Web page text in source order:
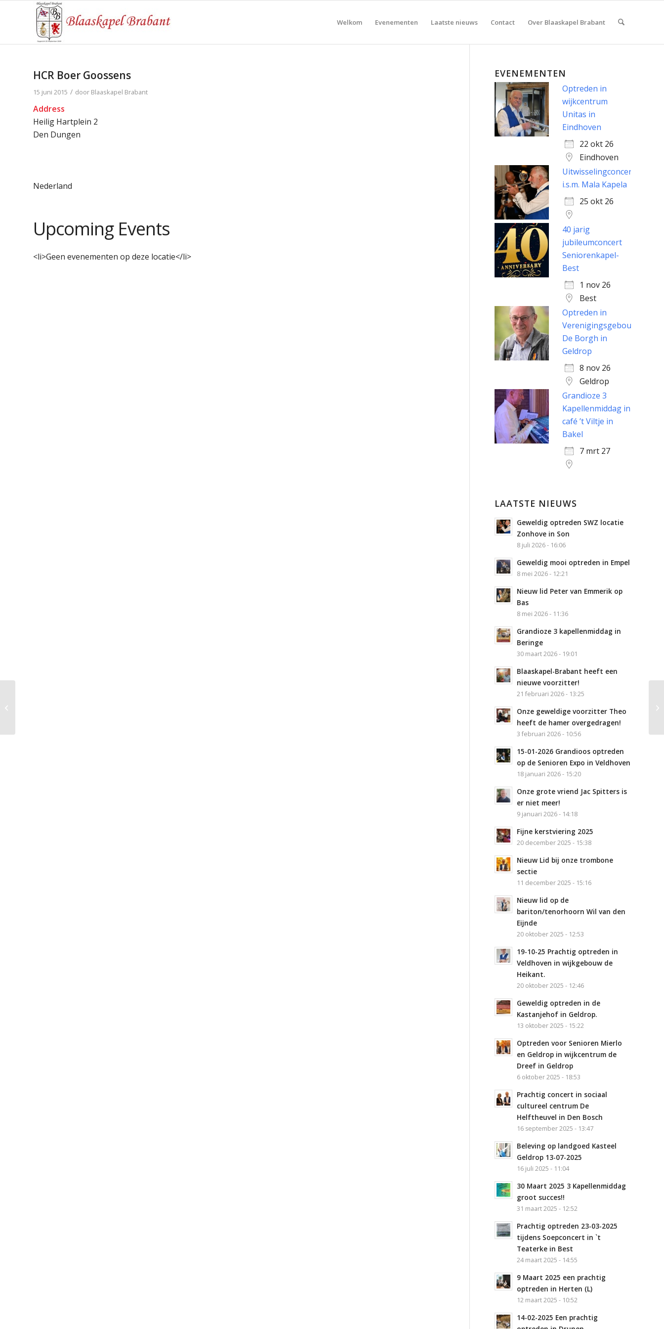
Welkom Evenementen Laatste nieuws Contact Over Blaaskapel Brabant
HCR Boer Goossens
15 juni 2015 / door Blaaskapel Brabant
Address
Heilig Hartplein 2
Den Dungen
Nederland
Upcoming Events
<li>Geen evenementen op deze locatie</li>
EVENEMENTEN
Optreden in
wijkcentrum
Unitas in
Eindhoven
22 okt 26
Eindhoven
Uitwisselingconcert
i.s.m. Mala Kapela
25 okt 26
40 jarig
jubileumconcert
Seniorenkapel-
Best
1 nov 26
Best
Optreden in
Verenigingsgebouw
De Borgh in
Geldrop
8 nov 26
Geldrop
Grandioze 3
Kapellenmiddag in
café ’t Viltje in
Bakel
7 mrt 27
LAATSTE NIEUWS
Geweldig optreden SWZ locatie
Zonhove in Son
8 juli 2026 - 16:06
Geweldig mooi optreden in Empel
8 mei 2026 - 12:21
Nieuw lid Peter van Emmerik op
Bas
8 mei 2026 - 11:36
Grandioze 3 kapellenmiddag in
Beringe
30 maart 2026 - 19:01
Blaaskapel-Brabant heeft een
nieuwe voorzitter!
21 februari 2026 - 13:25
Onze geweldige voorzitter Theo
heeft de hamer overgedragen!
3 februari 2026 - 10:56
15-01-2026 Grandioos optreden
op de Senioren Expo in Veldhoven
18 januari 2026 - 15:20
Onze grote vriend Jac Spitters is
er niet meer!
9 januari 2026 - 14:18
Fijne kerstviering 2025
20 december 2025 - 15:38
Nieuw Lid bij onze trombone
sectie
11 december 2025 - 15:16
Nieuw lid op de
bariton/tenorhoorn Wil van den
Eijnde
20 oktober 2025 - 12:53
19-10-25 Prachtig optreden in
Veldhoven in wijkgebouw de
Heikant.
20 oktober 2025 - 12:46
Geweldig optreden in de
Kastanjehof in Geldrop.
13 oktober 2025 - 15:22
Optreden voor Senioren Mierlo
en Geldrop in wijkcentrum de
Dreef in Geldrop
6 oktober 2025 - 18:53
Prachtig concert in sociaal
cultureel centrum De
Helftheuvel in Den Bosch
16 september 2025 - 13:47
Beleving op landgoed Kasteel
Geldrop 13-07-2025
16 juli 2025 - 11:04
30 Maart 2025 3 Kapellenmiddag
groot succes!!
31 maart 2025 - 12:52
Prachtig optreden 23-03-2025
tijdens Soepconcert in `t
Teaterke in Best
24 maart 2025 - 14:55
9 Maart 2025 een prachtig
optreden in Herten (L)
12 maart 2025 - 10:52
14-02-2025 Een prachtig